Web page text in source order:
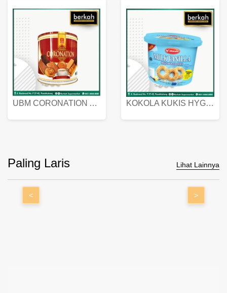
UBM CORONATION ASSORTED BISKUIT KALENG 450 GRAM KOKOLA KUKIS HYGIENIC MILK VANILLA PACK 320 GR
Paling Laris Lihat Lainnya
< >